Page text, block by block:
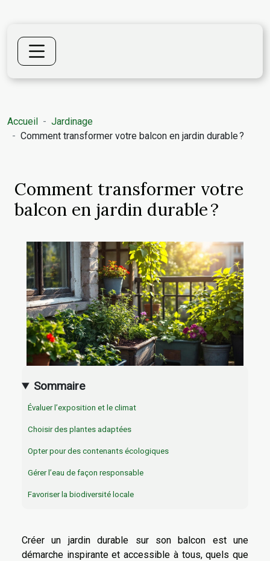
Accueil
Jardinage
Comment transformer votre balcon en jardin durable ?
Comment transformer votre
balcon en jardin durable ?
Sommaire
Évaluer l’exposition et le climat
Choisir des plantes adaptées
Opter pour des contenants écologiques
Gérer l’eau de façon responsable
Favoriser la biodiversité locale
Créer un jardin durable sur son balcon est une
démarche inspirante et accessible à tous, quels que